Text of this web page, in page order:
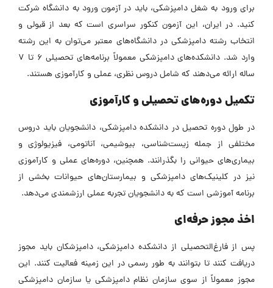
برای ورود به شغل دامپزشکی، باید در آزمون ورود به دانشگاه شرکت
کنید. در ایران، این آزمون کنکور سراسری است که بعد از قبولی و
انتخاب رشته دامپزشکی در دانشگاه‌های معتبر می‌توان به این رشته
وارد شد. دانشکده‌های دامپزشکی معمولاً برنامه‌های تحصیلی ۶ تا ۷
ساله ارائه می‌دهند که شامل دروس نظری، عملی و کارآموزی‌ هستند.
تکمیل دوره‌های تحصیلی و کارآموزی
در طول دوره تحصیل در دانشکده دامپزشکی، دانشجویان باید دروس
مختلفی از جمله زیست‌شناسی، بیوشیمی، آناتومی، فیزیولوژی و
بیماری‌های حیوانی را بگذرانند. همچنین، دوره‌های عملی و کارآموزی‌
نیز در کلینیک‌های دامپزشکی و بیمارستان‌های حیوانات بخشی از
برنامه آموزشی است که به دانشجویان تجربه عملی ارزشمندی می‌دهد.
اخذ مجوز حرفه‌ای
پس از فارغ‌التحصیلی از دانشکده دامپزشکی، دامپزشکان باید مجوز
دریافت کنند تا بتوانند به طور رسمی در این زمینه فعالیت کنند. این
مجوز معمولاً از سوی سازمان نظام دامپزشکی یا سازمان دامپزشکی